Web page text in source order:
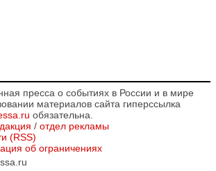
пресса о событиях в России и в мире
материалов сайта гиперссылка
обязательна.
/ отдел рекламы
(RSS)
об ограничениях